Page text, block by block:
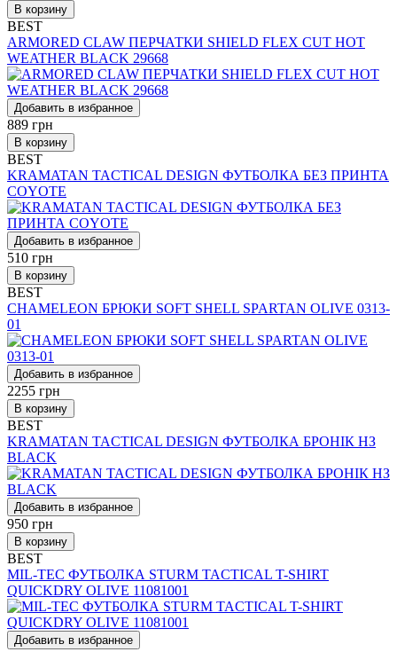
В корзину
BEST
ARMORED CLAW ПЕРЧАТКИ SHIELD FLEX CUT HOT
WEATHER BLACK 29668
Добавить в избранное
889 грн
В корзину
BEST
KRAMATAN TACTICAL DESIGN ФУТБОЛКА БЕЗ ПРИНТА
COYOTE
Добавить в избранное
510 грн
В корзину
BEST
CHAMELEON БРЮКИ SOFT SHELL SPARTAN OLIVE 0313-
01
Добавить в избранное
2255 грн
В корзину
BEST
KRAMATAN TACTICAL DESIGN ФУТБОЛКА БРОНІК НЗ
BLACK
Добавить в избранное
950 грн
В корзину
BEST
MIL-TEC ФУТБОЛКА STURM TACTICAL T-SHIRT
QUICKDRY OLIVE 11081001
Добавить в избранное